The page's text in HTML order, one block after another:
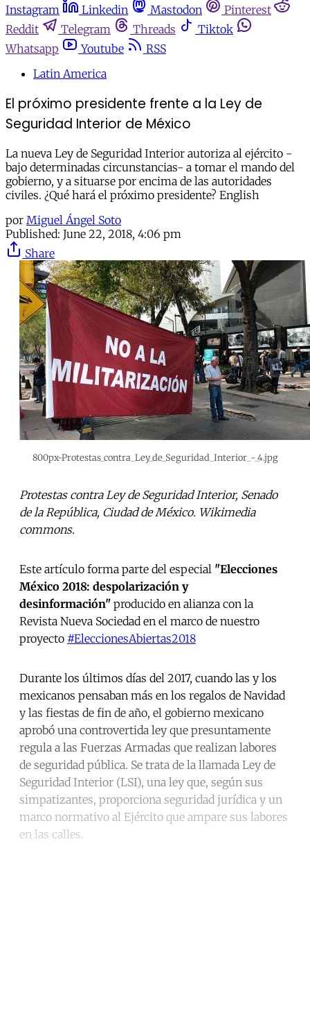
Instagram
Linkedin Mastodon
Pinterest
Reddit
Telegram Threads
Tiktok
Whatsapp
Youtube
RSS
Latin America
El próximo presidente frente a la Ley de
Seguridad Interior de México
La nueva Ley de Seguridad Interior autoriza al ejército -
bajo determinadas circunstancias- a tomar el mando del
gobierno, y a situarse por encima de las autoridades
civiles. ¿Qué hará el próximo presidente? English
por Miguel Ángel Soto
Published: June 22, 2018, 4:06 pm
Share
800px-Protestas_contra_Ley_de_Seguridad_Interior_-_4.jpg
Protestas contra Ley de Seguridad Interior, Senado
de la República, Ciudad de México. Wikimedia
commons.
Este artículo forma parte del especial "Elecciones
México 2018: despolarización y
desinformación" producido en alianza con la
Revista Nueva Sociedad en el marco de nuestro
proyecto #EleccionesAbiertas2018
Durante los últimos días del 2017, cuando las y los
mexicanos pensaban más en los regalos de Navidad
y las fiestas de fin de año, el gobierno mexicano
aprobó una controvertida ley que presuntamente
regula a las Fuerzas Armadas que realizan labores
de seguridad pública. Se trata de la llamada Ley de
Seguridad Interior (LSI), una ley que, según sus
simpatizantes, proporciona seguridad jurídica y un
marco normativo al Ejército que ampare sus labores
en las calles.